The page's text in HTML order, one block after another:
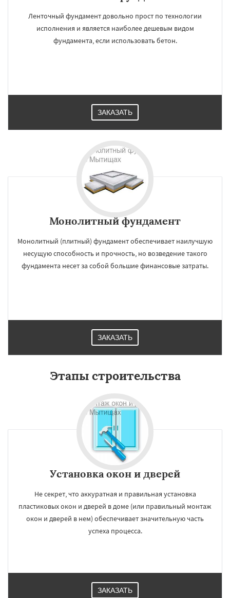
Ленточный фундамент довольно прост по технологии
исполнения и является наиболее дешевым видом
фундамента, если использовать бетон.
ЗАКАЗАТЬ
Монолитный фундамент
Монолитный (плитный) фундамент обеспечивает наилучшую
несущую способность и прочность, но возведение такого
фундамента несет за собой большие финансовые затраты.
ЗАКАЗАТЬ
Этапы строительства
Установка окон и дверей
Не секрет, что аккуратная и правильная установка
пластиковых окон и дверей в доме (или правильный монтаж
окон и дверей в нем) обеспечивает значительную часть
успеха процесса.
ЗАКАЗАТЬ